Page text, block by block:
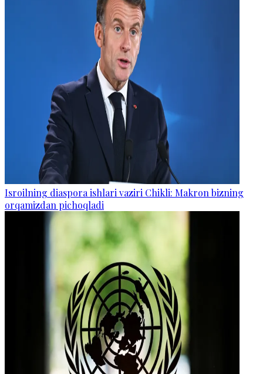
Isroilning diaspora ishlari vaziri Chikli: Makron bizning
orqamizdan pichoqladi